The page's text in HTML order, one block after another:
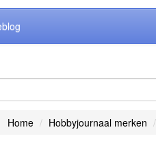
Home Hobbyjournaal merken